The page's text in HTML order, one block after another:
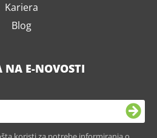
Kariera
Blog
NA E-NOVOSTI